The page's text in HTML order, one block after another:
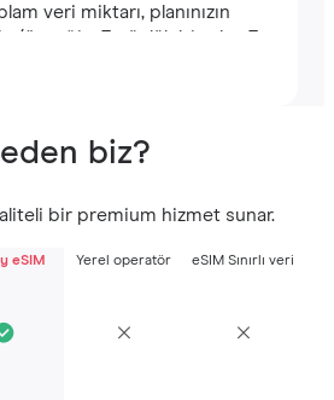
veri miktarı, planınızın
(örneğin, 7 günlük bir plan 7
biz?
bir premium hizmet sunar.
eSIM Yerel operatör eSIM Sınırlı veri